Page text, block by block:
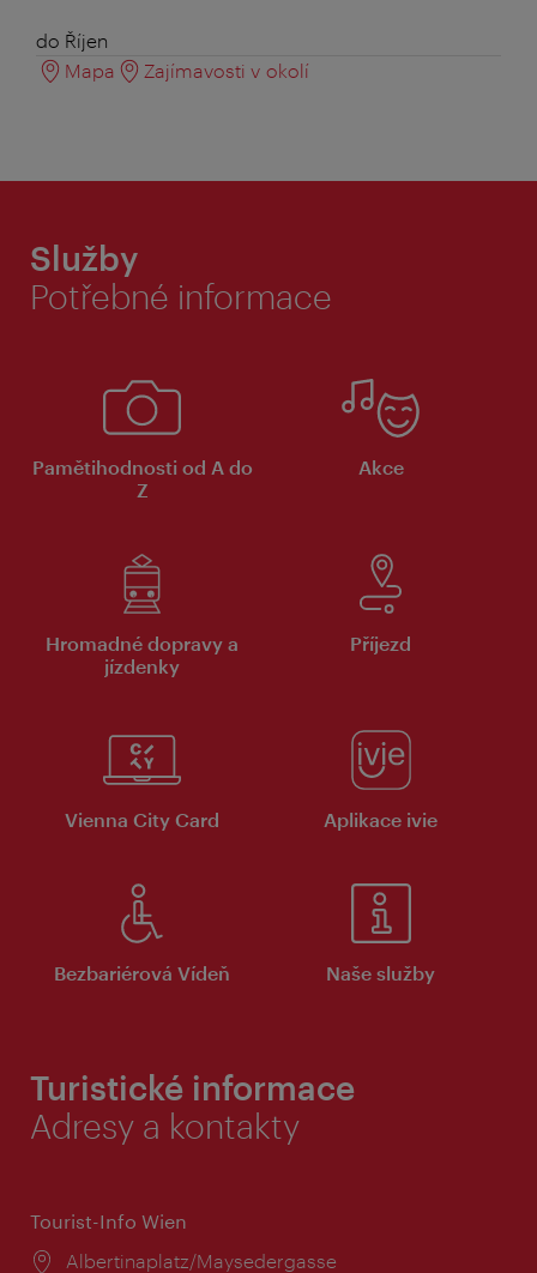
do Říjen
Mapa
Zajímavosti v okolí
Služby
Potřebné informace
Pamětihodnosti od A do
Z
Akce
Hromadné dopravy a
jízdenky
Příjezd
Vienna City Card Aplikace ivie
Bezbariérová Vídeň Naše služby
Turistické informace
Adresy a kontakty
Tourist-Info Wien
Místo:
Albertinaplatz/Maysedergasse